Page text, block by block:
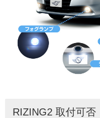
RIZING2 取付可否